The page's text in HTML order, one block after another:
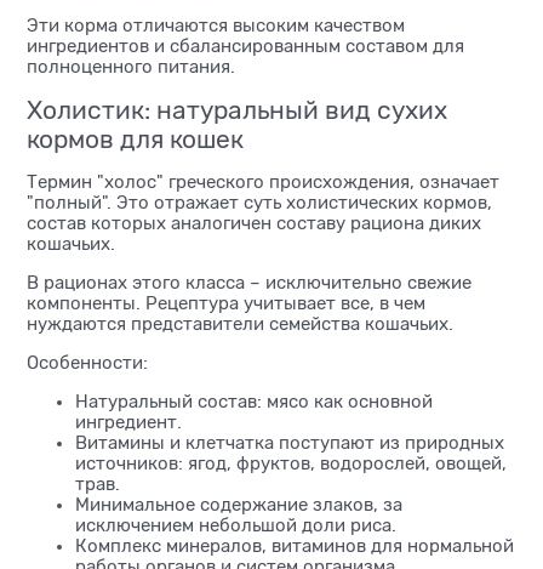
Эти корма отличаются высоким качеством
ингредиентов и сбалансированным составом для
полноценного питания.
Холистик: натуральный вид сухих
кормов для кошек
Термин "холос" греческого происхождения, означает
"полный". Это отражает суть холистических кормов,
состав которых аналогичен составу рациона диких
кошачьих.
В рационах этого класса – исключительно свежие
компоненты. Рецептура учитывает все, в чем
нуждаются представители семейства кошачьих.
Особенности:
Натуральный состав: мясо как основной
ингредиент.
Витамины и клетчатка поступают из природных
источников: ягод, фруктов, водорослей, овощей,
трав.
Минимальное содержание злаков, за
исключением небольшой доли риса.
Комплекс минералов, витаминов для нормальной